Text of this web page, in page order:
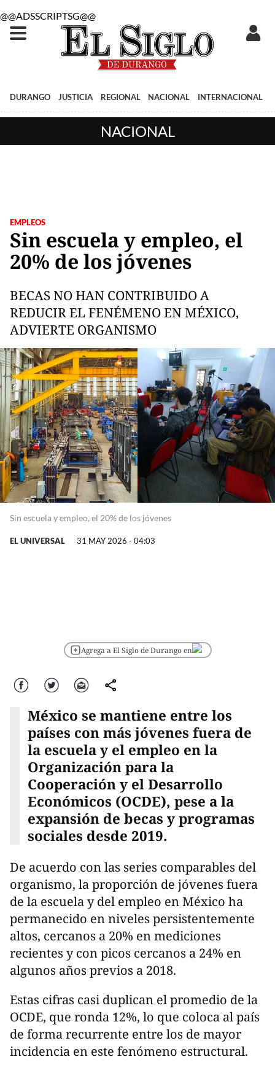
@@ADSSCRIPTSG@@
DURANGO JUSTICIA REGIONAL NACIONAL INTERNACIONAL
NACIONAL
EMPLEOS
Sin escuela y empleo, el
20% de los jóvenes
BECAS NO HAN CONTRIBUIDO A
REDUCIR EL FENÉMENO EN MÉXICO,
ADVIERTE ORGANISMO
Sin escuela y empleo, el 20% de los jóvenes
EL UNIVERSAL 31 MAY 2026 - 04:03
Agrega a El Siglo de Durango en
Facebook Twitter Correo comparte
México se mantiene entre los
países con más jóvenes fuera de
la escuela y el empleo en la
Organización para la
Cooperación y el Desarrollo
Económicos (OCDE), pese a la
expansión de becas y programas
sociales desde 2019.
De acuerdo con las series comparables del
organismo, la proporción de jóvenes fuera
de la escuela y del empleo en México ha
permanecido en niveles persistentemente
altos, cercanos a 20% en mediciones
recientes y con picos cercanos a 24% en
algunos años previos a 2018.
Estas cifras casi duplican el promedio de la
OCDE, que ronda 12%, lo que coloca al país
de forma recurrente entre los de mayor
incidencia en este fenómeno estructural.